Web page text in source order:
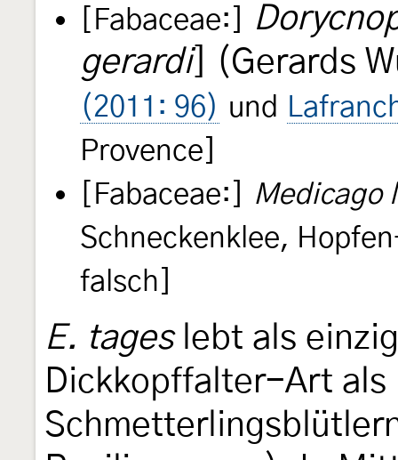
[Fabaceae:]
gerardi] (Gerards
(2011: 96) und
Provence]
[Fabaceae:]
Medicago
Schneckenklee,
falsch]
E. tageslebt als
Dickkopffalter-Art als